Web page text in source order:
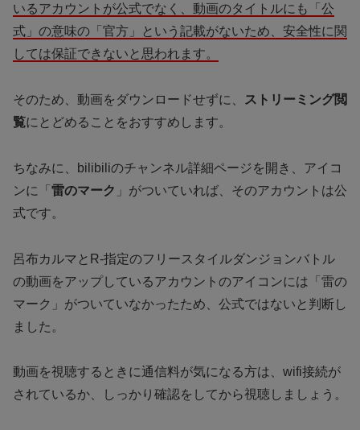
いるアカウントが公式でなく、動画のタイトルにも「公
式」の意味の「官方」という記載がないため、安全性に関
しては保証できないと思われます。
そのため、動画をダウンロードせずに、
ストリーミング閲
覧にとどめることをおすすめします。
ちなみに、bilibiliのチャンネル詳細ページを開き、アイコ
ンに「 雷のマーク 」がついていれば、そのアカウントは公
式です。
呂布カルマとR-指定のフリースタイルダンジョンバトル
の動画をアップしているアカウントのアイコンには「雷の
マーク」がついていなかったため、公式ではないと判断し
ました。
動画を視聴するときに通信料が気になる方は、wifi接続が
されているか、しっかり確認をしてから視聴しましょう。